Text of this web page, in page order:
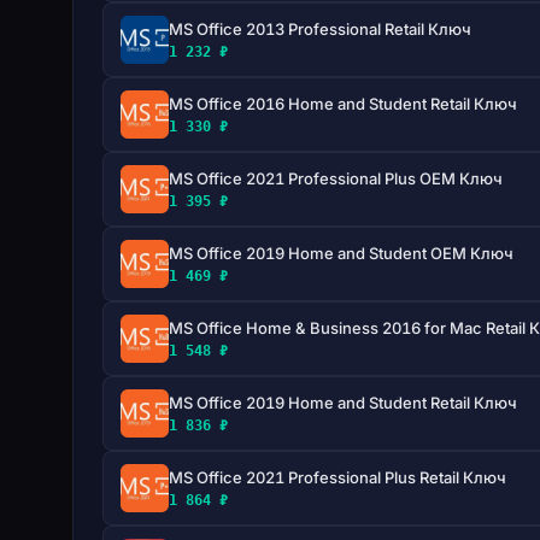
MS Office 2013 Professional Retail Ключ
1 232 ₽
MS Office 2016 Home and Student Retail Ключ
1 330 ₽
MS Office 2021 Professional Plus OEM Ключ
1 395 ₽
MS Office 2019 Home and Student OEM Ключ
1 469 ₽
MS Office Home & Business 2016 for Mac Retail
1 548 ₽
MS Office 2019 Home and Student Retail Ключ
1 836 ₽
MS Office 2021 Professional Plus Retail Ключ
1 864 ₽